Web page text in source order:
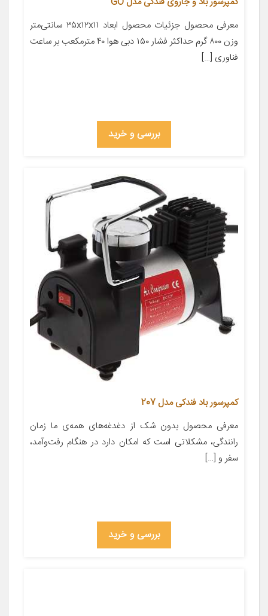
معرفی محصول جزئیات محصول ابعاد ۳۵x۱۲x۱۱ سانتی‌متر
وزن ۸۰۰ گرم حداکثر فشار ۱۵۰ دبی هوا ۴۰ مترمکعب بر ساعت
فناوری […]
بررسی و خرید
کمپرسور باد فندکی مدل 207
معرفی محصول بدون شک از دغدغه‌های همه‌ی ما زمان
رانندگی، مشکلاتی است که امکان دارد در هنگام رفت‌وآمد،
سفر و […]
بررسی و خرید